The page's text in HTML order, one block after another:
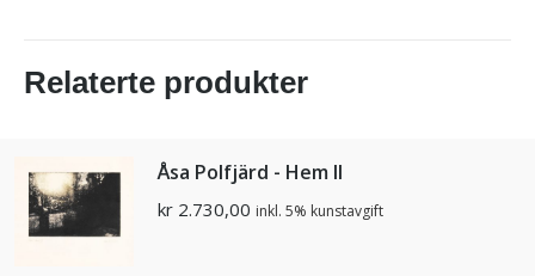
Relaterte produkter
Åsa Polfjärd - Hem II
kr 2.730,00 inkl. 5% kunstavgift